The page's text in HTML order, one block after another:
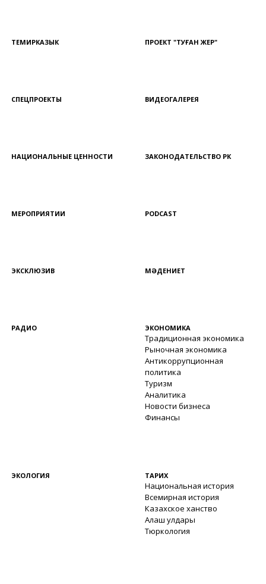
ТЕМИРКАЗЫК ПРОЕКТ "ТУҒАН ЖЕР"
СПЕЦПРОЕКТЫ ВИДЕОГАЛЕРЕЯ
НАЦИОНАЛЬНЫЕ ЦЕННОСТИ ЗАКОНОДАТЕЛЬСТВО РК
МЕРОПРИЯТИИ PODCAST
ЭКСКЛЮЗИВ МӘДЕНИЕТ
РАДИО ЭКОНОМИКА
Традиционная экономика
Рыночная экономика
Антикоррупционная
политика
Туризм
Аналитика
Новости бизнеса
Финансы
ЭКОЛОГИЯ ТАРИХ
Национальная история
Всемирная история
Казахское ханство
Алаш улдары
Тюркология